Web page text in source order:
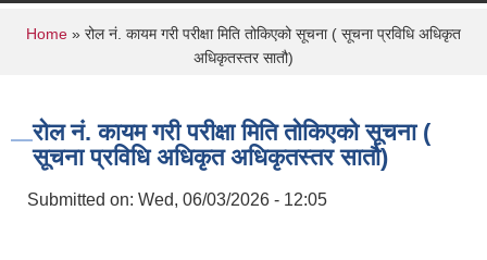
You are here
Home » रोल नं. कायम गरी परीक्षा मिति तोकिएको सूचना ( सूचना प्रविधि अधिकृत
अधिकृतस्तर सातौ)
रोल नं. कायम गरी परीक्षा मिति तोकिएको सूचना (
सूचना प्रविधि अधिकृत अधिकृतस्तर सातौ)
Submitted on: Wed, 06/03/2026 - 12:05